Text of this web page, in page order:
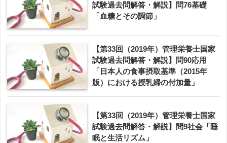
試験過去問解答・解説】問76基礎
「血糖とその調節」
【第33回（2019年）管理栄養士国家
試験過去問解答・解説】問90応用
「日本人の食事摂取基準（2015年
版）における授乳婦の付加量」
【第33回（2019年）管理栄養士国家
試験過去問解答・解説】問9社会「睡
眠と生活リズム」